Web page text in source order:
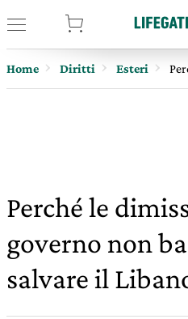
Home Diritti Esteri
Perché le
governo non
salvare il